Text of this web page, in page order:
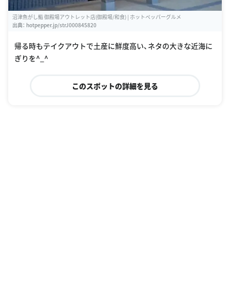
沼津魚がし鮨 御殿場アウトレット店(御殿場/和食) | ホットペッパーグルメ
出典： hotpepper.jp/strJ000845820
帰る時もテイクアウトで土産に鮮度高い、ネタの大きな近海に
ぎりを^_^
このスポットの詳細を見る